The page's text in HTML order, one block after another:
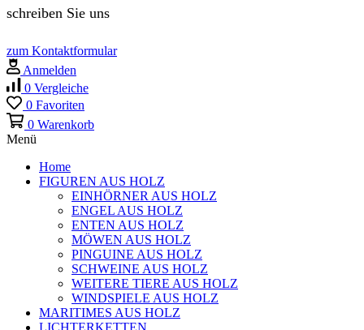
schreiben Sie uns
zum Kontaktformular
Anmelden
0 Vergleiche
0 Favoriten
0 Warenkorb
Menü
Home
FIGUREN AUS HOLZ
EINHÖRNER AUS HOLZ
ENGEL AUS HOLZ
ENTEN AUS HOLZ
MÖWEN AUS HOLZ
PINGUINE AUS HOLZ
SCHWEINE AUS HOLZ
WEITERE TIERE AUS HOLZ
WINDSPIELE AUS HOLZ
MARITIMES AUS HOLZ